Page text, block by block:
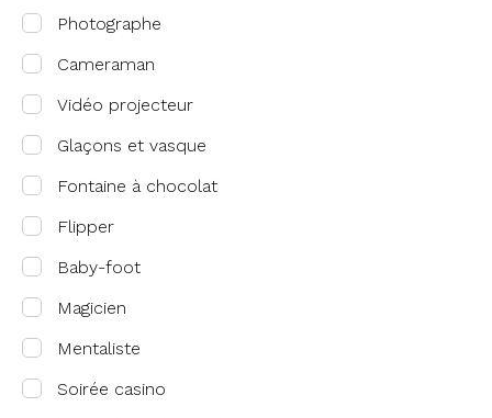
Photographe
Cameraman
Vidéo projecteur
Glaçons et vasque
Fontaine à chocolat
Flipper
Baby-foot
Magicien
Mentaliste
Soirée casino